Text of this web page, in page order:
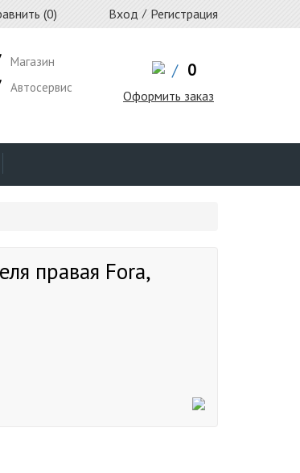
(0) Вход / Регистрация
Магазин
Автосервис
/ 0
Оформить заказ
правая Fora,